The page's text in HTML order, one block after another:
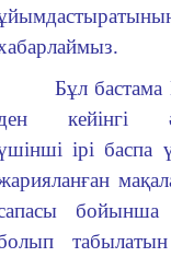
Бұл бастама
кейінгі
ірі баспа
бойынша